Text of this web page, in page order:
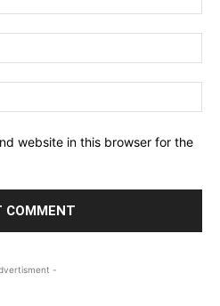
website in this browser for the
-